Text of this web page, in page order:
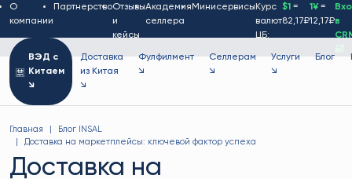
О
компании
ПартнерствоОтзывы
и
кейсы
Академия
селлера
Минисервисы Курс
валют
ЦБ:
$1 =
82,17₽
1¥=
12,17₽в
ВЭД с
Китаем
↘
Доставка
из Китая
↘
Фулфилмент
↘
Селлерам
↘
Услуги
↘
Блог
Главная
Блог INSAL
Доставка на маркетплейсы: ключевой фактор успеха
Доставка на